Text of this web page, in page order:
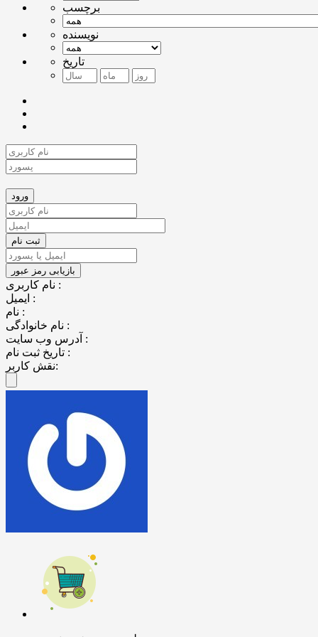
برچسب
نویسنده
تاریخ
نام کاربری :
ایمیل :
نام :
نام خانوادگی :
آدرس وب سایت :
تاریخ ثبت نام :
نقش کاربر: